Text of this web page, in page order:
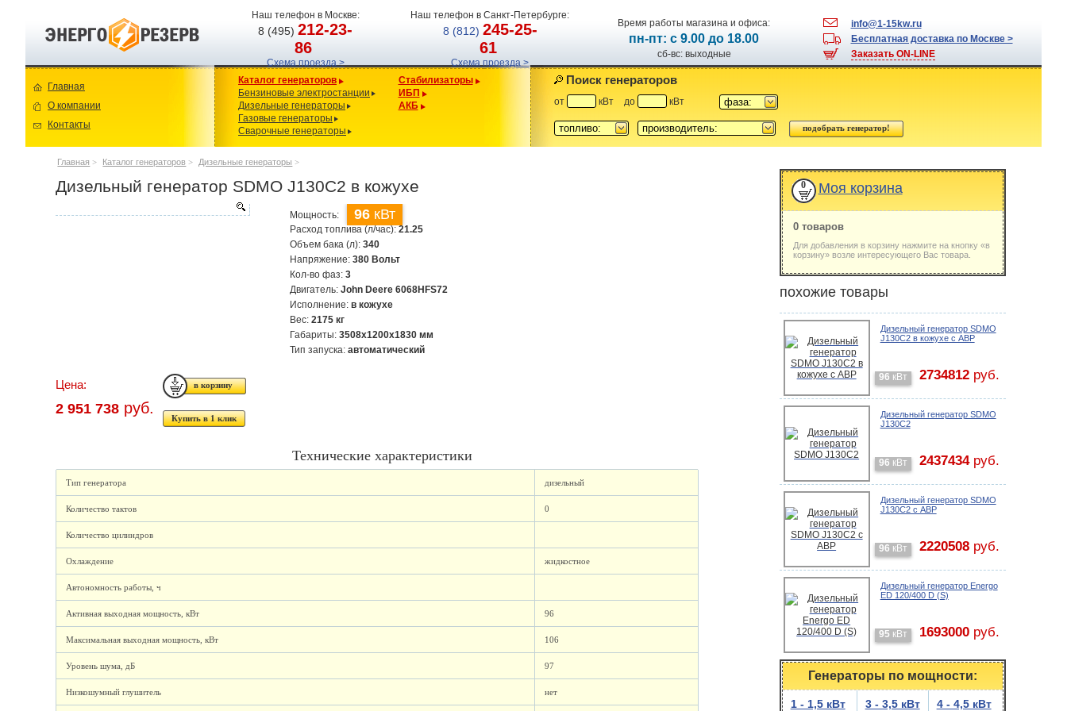
Наш телефон в Москве:
8 (495)212-23-
86
Схема проезда >
Наш телефон в Санкт-Петербурге:
8 (812) 245-25-
61
Схема проезда >
Время работы магазина и офиса:
пн-пт: с 9.00 до 18.00
сб-вс: выходные
info@1-15kw.ru
Бесплатная доставка по Москве >
Заказать ON-LINE
Главная
О компании
Контакты
Каталог генераторов
Бензиновые электростанции
Дизельные генераторы
Газовые генераторы
Сварочные генераторы
Стабилизаторы
ИБП
АКБ
Поиск генераторов
от кВт до кВт фаза:
топливо: производитель:
Главная > Каталог генераторов > Дизельные генераторы >
Дизельный генератор SDMO J130C2 в кожухе
Мощность: 96 кВт
Расход топлива (л/час):21.25
Объем бака (л):340
Напряжение:380 Вольт
Кол-во фаз:3
Двигатель:John Deere 6068HFS72
Исполнение:в кожухе
Вес:2175 кг
Габариты:3508х1200х1830 мм
Тип запуска:автоматический
Цена:
2 951 738 руб.
Купить в 1 клик
Технические характеристики
Тип генератора дизельный
Количество тактов 0
Количество цилиндров
Охлаждение жидкостное
Автономность работы, ч
Активная выходная мощность, кВт 96
Максимальная выходная мощность, кВт 106
Уровень шума, дБ 97
Низкошумный глушитель нет
0 Моя корзина
0 товаров
Для добавления в корзину нажмите на кнопку «в
корзину» возле интересующего Вас товара.
похожие товары
Дизельный генератор SDMO
J130C2 в кожухе с АВР
96 кВт 2734812руб.
Дизельный генератор SDMO
J130C2
96 кВт 2437434руб.
Дизельный генератор SDMO
J130C2 с АВР
96 кВт 2220508руб.
Дизельный генератор Energo
ED 120/400 D (S)
95 кВт 1693000руб.
Генераторы по мощности:
1 - 1,5 кВт 3 - 3,5 кВт 4 - 4,5 кВт